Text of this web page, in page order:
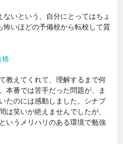
ないという、自分にとってはちょ
怖いほどの予備校から転校して質
格
教えてくれて、理解するまで何
本番では苦手だった問題が、ま
たのには感動しました。シナプ
は笑いが絶えませんでしたが、
いうメリハリのある環境で勉強